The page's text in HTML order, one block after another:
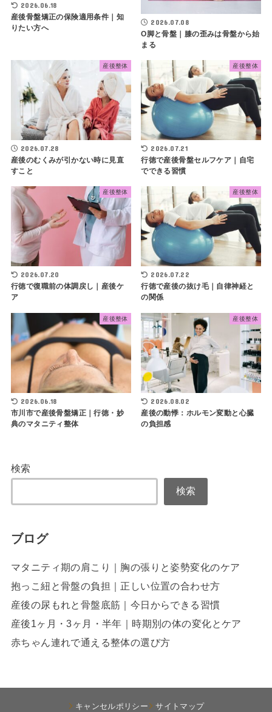
2026.06.18
産後骨盤矯正の保険適用条件｜知
りたい方へ
2026.07.08
O脚と骨盤｜膝の歪みは骨盤から始
まる
産後整体
2026.07.28
産後のむくみが引かない時に見直
すこと
産後整体
2026.07.21
行徳で産後骨盤セルフケア｜自宅
でできる習慣
産後整体
2026.07.20
行徳で復職前の体調戻し｜産後ケ
ア
産後整体
2026.07.22
行徳で産後の抜け毛｜自律神経と
の関係
産後整体
2026.06.18
市川市で産後骨盤矯正｜行徳・妙
典のマタニティ整体
産後整体
2026.08.02
産後の動悸：ホルモン変動と心臓
の負担感
検索
検索
ブログ
マタニティ期の肩こり｜胸の張りと姿勢変化のケア
抱っこ紐と骨盤の負担｜正しい位置の合わせ方
産後の尿もれと骨盤底筋｜今日からできる習慣
産後1ヶ月・3ヶ月・半年｜時期別の体の変化とケア
赤ちゃん連れで通える整体の選び方
キャンセルポリシー サイトマップ